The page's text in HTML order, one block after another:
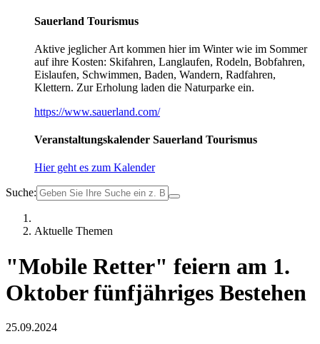
Sauerland Tourismus
Aktive jeglicher Art kommen hier im Winter wie im Sommer
auf ihre Kosten: Skifahren, Langlaufen, Rodeln, Bobfahren,
Eislaufen, Schwimmen, Baden, Wandern, Radfahren,
Klettern. Zur Erholung laden die Naturparke ein.
https://www.sauerland.com/
Veranstaltungskalender Sauerland Tourismus
Hier geht es zum Kalender
Suche:
Aktuelle Themen
"Mobile Retter" feiern am 1.
Oktober fünfjähriges Bestehen
25.09.2024